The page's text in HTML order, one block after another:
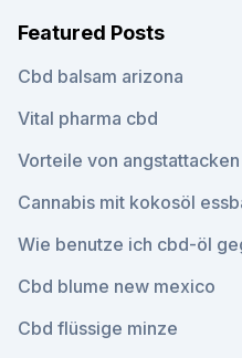
Featured Posts
Cbd balsam arizona
Vital pharma cbd
Vorteile von angstattacken
Cannabis mit kokosöl
Wie benutze ich cbd-öl
Cbd blume new mexico
Cbd flüssige minze